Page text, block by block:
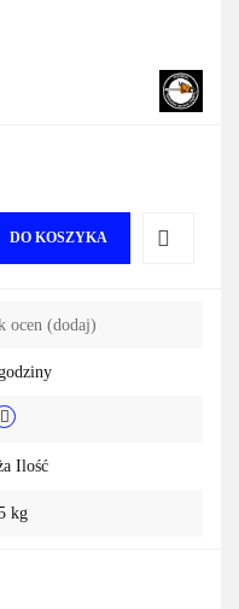
DO KOSZYKA
ocen (dodaj)
Ilość
kg